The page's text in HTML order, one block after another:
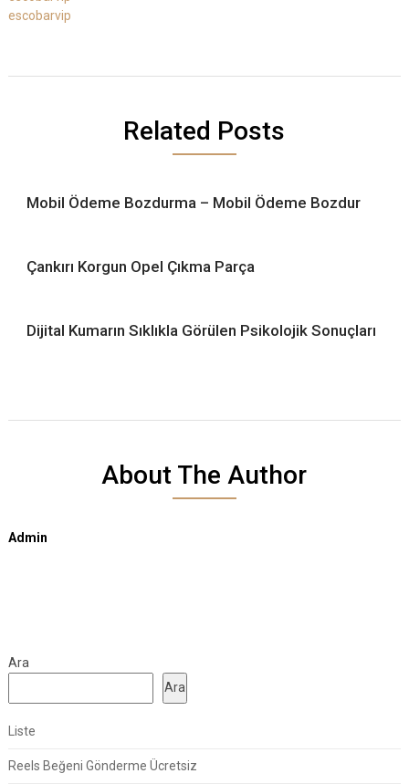
escobarvip
Related Posts
Mobil Ödeme Bozdurma – Mobil Ödeme Bozdur
Çankırı Korgun Opel Çıkma Parça
Dijital Kumarın Sıklıkla Görülen Psikolojik Sonuçları
About The Author
Admin
Ara
Ara
Liste
Reels Beğeni Gönderme Ücretsiz